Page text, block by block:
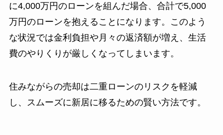
に4,000万円のローンを組んだ場合、合計で5,000
万円のローンを抱えることになります。このよう
な状況では金利負担や月々の返済額が増え、生活
費のやりくりが厳しくなってしまいます。
住みながらの売却は二重ローンのリスクを軽減
し、スムーズに新居に移るための賢い方法です。